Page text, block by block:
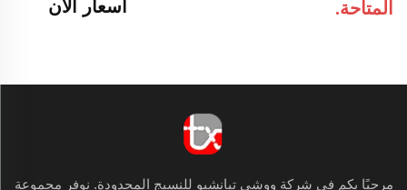
المتاحة.
أسعار الآن
مرحبًا بكم في شركة ووشي تيانشيو للنسيج المحدودة. نوفر مجموعة